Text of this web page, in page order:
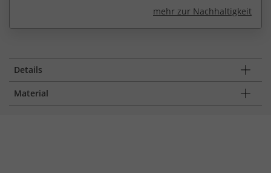
mehr zur Nachhaltigkeit
Details
Material